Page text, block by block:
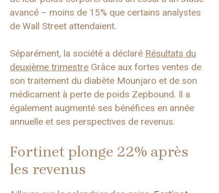
avancé – moins de 15% que certains analystes
de Wall Street attendaient.
Séparément, la société a déclaré Résultats du
deuxième trimestre Grâce aux fortes ventes de
son traitement du diabète Mounjaro et de son
médicament à perte de poids Zepbound. Il a
également augmenté ses bénéfices en année
annuelle et ses perspectives de revenus.
Fortinet plonge 22% après
les revenus